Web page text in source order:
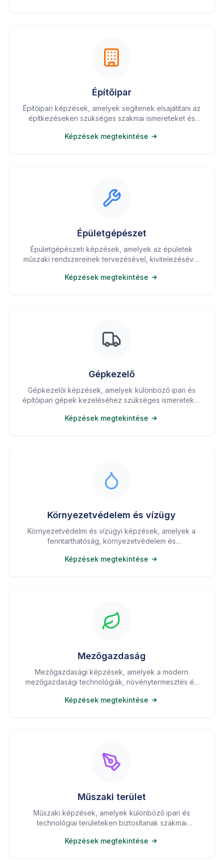
Építőipar
Építőipari képzések, amelyek segítenek elsajátítani az
építkezéseken szükséges szakmai ismereteket és
Képzések megtekintése
Épületgépészet
Épületgépészeti képzések, amelyek az épületek
műszaki rendszereinek tervezésével, kivitelezésével
Képzések megtekintése
Gépkezelő
Gépkezelői képzések, amelyek különböző ipari és
építőipari gépek kezeléséhez szükséges ismereteket
Képzések megtekintése
Környezetvédelem és vízügy
Környezetvédelmi és vízügyi képzések, amelyek a
fenntarthatóság, környezetvédelem és
ismereteket.
Képzések megtekintése
Mezőgazdaság
Mezőgazdasági képzések, amelyek a modern
mezőgazdasági technológiák, növénytermesztés és
ismereteket.
Képzések megtekintése
Műszaki terület
Műszaki képzések, amelyek különböző ipari és
technológiai területeken biztosítanak szakmai
Képzések megtekintése